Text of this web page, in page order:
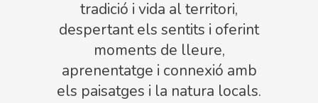
tradició i vida al territori,
despertant els sentits i oferint
moments de lleure,
aprenentatge i connexió amb
els paisatges i la natura locals.